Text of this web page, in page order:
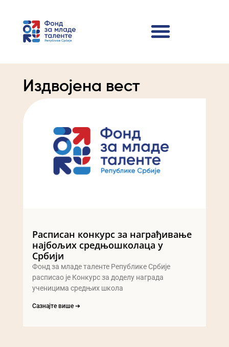
Издвојена вест
Расписан конкурс за награђивање
најбољих средњошколаца у
Србији
Фонд за младе таленте Републике Србије
расписао је Конкурс за доделу награда
ученицима средњих школа
Сазнајте више ➔